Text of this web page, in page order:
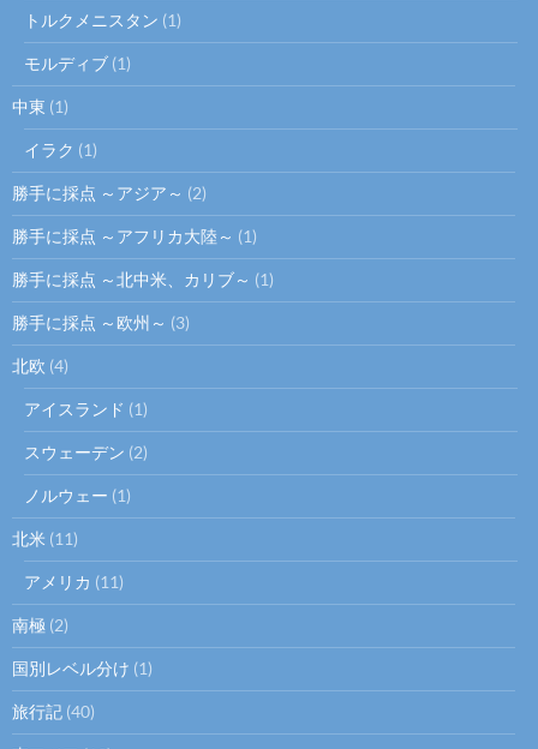
トルクメニスタン (1)
モルディブ (1)
中東 (1)
イラク (1)
勝手に採点 ～アジア～ (2)
勝手に採点 ～アフリカ大陸～ (1)
勝手に採点 ～北中米、カリブ～ (1)
勝手に採点 ～欧州～ (3)
北欧 (4)
アイスランド (1)
スウェーデン (2)
ノルウェー (1)
北米 (11)
アメリカ (11)
南極 (2)
国別レベル分け (1)
旅行記 (40)